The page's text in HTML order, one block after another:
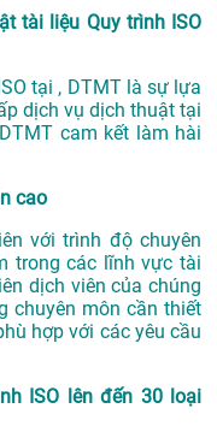
tài liệu Quy trình ISO
tại , DTMT là sự lựa
dịch vụ dịch thuật tại
cam kết làm hài
cao
với trình độ chuyên
trong các lĩnh vực tài
dịch viên của chúng
chuyên môn cần thiết
hợp với các yêu cầu
ISO lên đến 30 loại